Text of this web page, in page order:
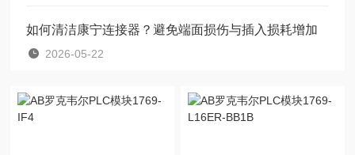
如何清洁康宁连接器？避免端面损伤与插入损耗增加
2026-05-22